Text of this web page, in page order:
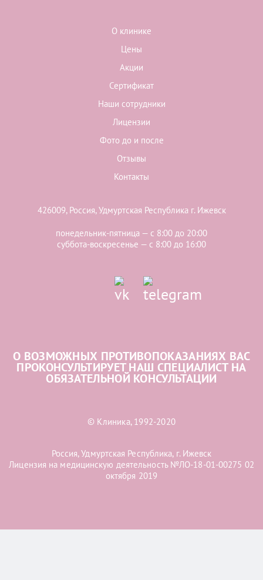
О клинике
Цены
Акции
Сертификат
Наши сотрудники
Лицензии
Фото до и после
Отзывы
Контакты
426009, Россия, Удмуртская Республика г. Ижевск
понедельник-пятница — с 8:00 до 20:00
суббота-воскресенье — с 8:00 до 16:00
О ВОЗМОЖНЫХ ПРОТИВОПОКАЗАНИЯХ ВАС
ПРОКОНСУЛЬТИРУЕТ НАШ СПЕЦИАЛИСТ НА
ОБЯЗАТЕЛЬНОЙ КОНСУЛЬТАЦИИ
© Клиника, 1992-2020
Россия, Удмуртская Республика, г. Ижевск
Лицензия на медицинскую деятельность №ЛО-18-01-00275 02
октября 2019